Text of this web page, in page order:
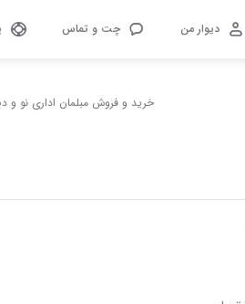
دیوار من چت و تماس
خرید و فروش مبلمان اداری نو و